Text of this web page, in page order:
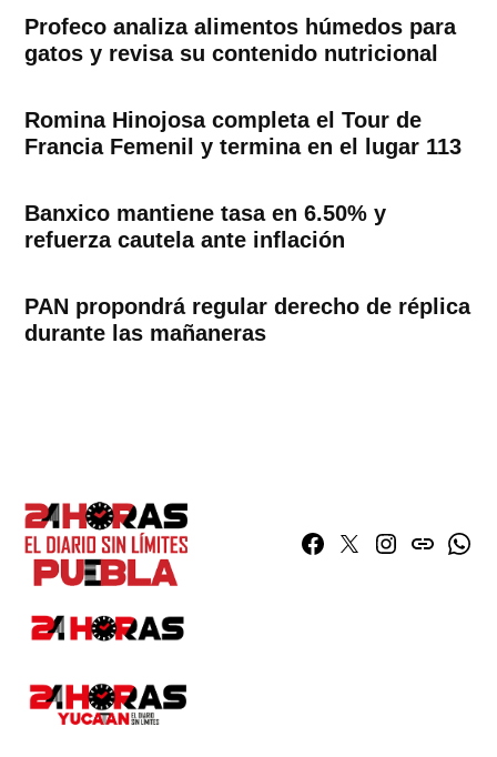
Profeco analiza alimentos húmedos para
gatos y revisa su contenido nutricional
Romina Hinojosa completa el Tour de
Francia Femenil y termina en el lugar 113
Banxico mantiene tasa en 6.50% y
refuerza cautela ante inflación
PAN propondrá regular derecho de réplica
durante las mañaneras
Facebook
TwitterInstagram
issuu